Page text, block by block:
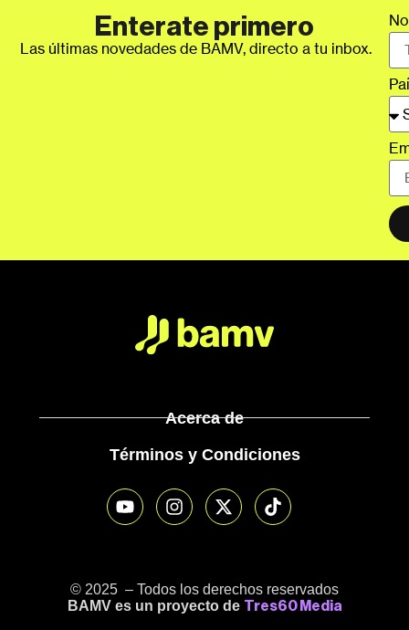
Enterate primero
Las últimas novedades de BAMV, directo a tu inbox.
Acerca de
Términos y Condiciones
© 2025 – Todos los derechos reservados
BAMV es un proyecto de Tres60 Media